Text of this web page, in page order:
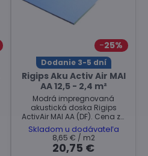
25%
Dodanie 3-5 dní
Rigips Aku Activ Air MAI
AA 12,5 - 2,4 m²
Modrá impregnovaná
akustická doska Rigips
ActivAir MAI AA (DF). Cena za
kus 2,4 m².
Skladom u dodávateľa
20,75 €
8,65 € / m2